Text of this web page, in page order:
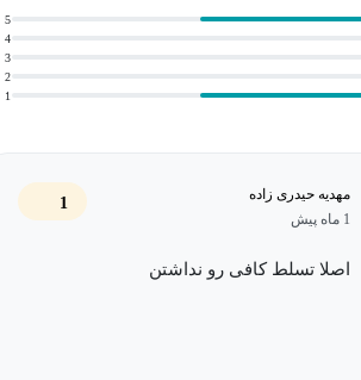
توی آخرهای سال 1991 بود که تیم برنرز لی HTML رو معرفی کرد و توی سال 1993 توسط کارگروه مهندسان
1
2
3
4
5
مهدیه حیدری زاده
1 ماه پیش
1
اصلا تسلط کافی رو نداشتن